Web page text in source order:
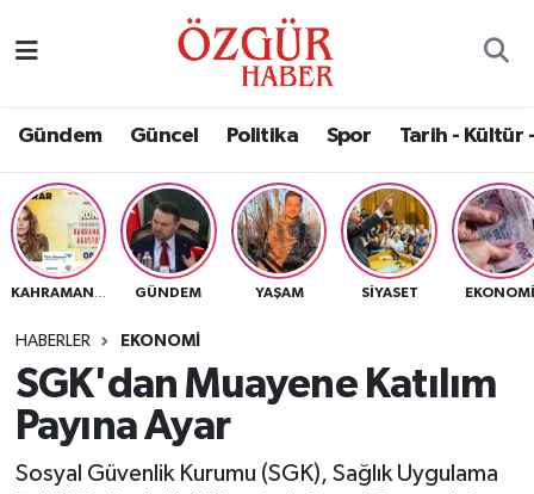
Gündem Güncel Politika Spor Tarih - Kültür
GÜNDEM YAŞAM SIYASET EKONOMI
HABERLER EKONOMI
SGK'dan Muayene Katılım
Payına Ayar
Sosyal Güvenlik Kurumu (SGK), Sağlık Uygulama
Eğitim
Ekonomi
Güncel
Gündem
Nöbetçi Eczaneler
Namaz Vakitleri
Trafik Durumu
Süper Lig Puan Durumu ve Fikstür
Tüm Manşetler